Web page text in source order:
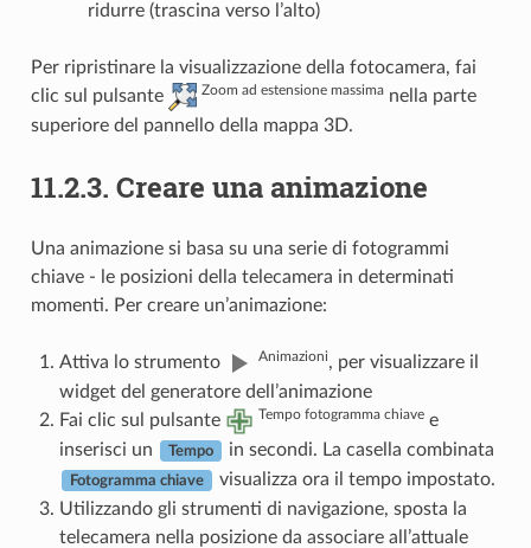
ridurre (trascina verso l’alto)
Per ripristinare la visualizzazione della fotocamera, fai
clic sul pulsante
Zoom ad estensione massimanella parte
superiore del pannello della mappa 3D.
11.2.3. Creare una animazione
Una animazione si basa su una serie di fotogrammi
chiave - le posizioni della telecamera in determinati
momenti. Per creare un’animazione:
Attiva lo strumento Animazioni, per visualizzare il
widget del generatore dell’animazione
Fai clic sul pulsante
Tempo fotogramma chiavee
inserisci un
Tempo in secondi. La casella combinata
Fotogramma chiave
visualizza ora il tempo impostato.
Utilizzando gli strumenti di navigazione, sposta la
telecamera nella posizione da associare all’attuale